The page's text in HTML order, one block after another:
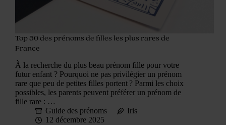
Top 50 des prénoms de filles les plus rares de
France
À la recherche du plus beau prénom fille pour votre
futur enfant ? Pourquoi ne pas privilégier un prénom
rare que peu de petites filles portent ? Parmi les choix
possibles, les parents peuvent préférer un prénom de
fille rare : …
Guide des prénoms
Iris
12 décembre 2025